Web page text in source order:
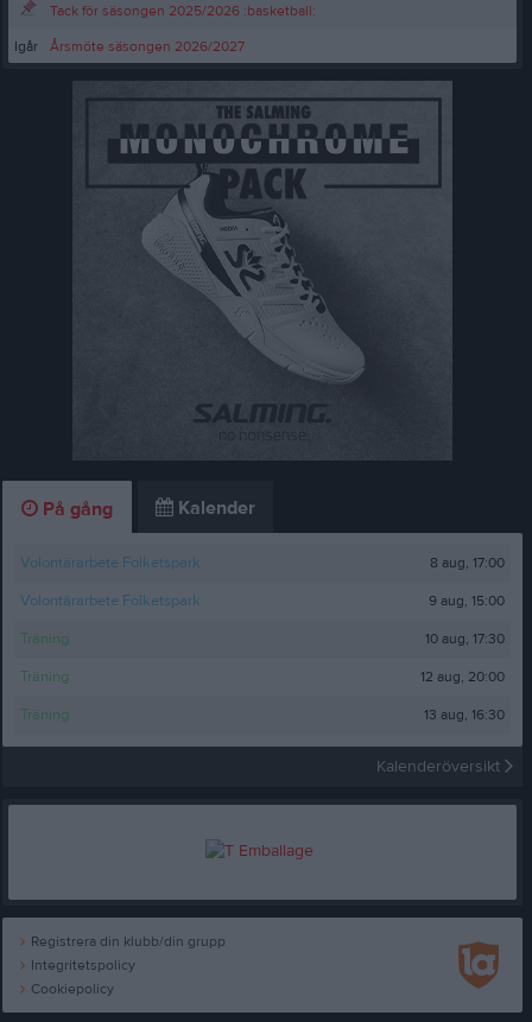
Tack för säsongen 2025/2026 :basketball:
Igår
Årsmöte säsongen 2026/2027
På gång Kalender
Volontärarbete Folketspark 8 aug, 17:00
Volontärarbete Folketspark 9 aug, 15:00
Träning 10 aug, 17:30
Träning 12 aug, 20:00
Träning 13 aug, 16:30
Kalenderöversikt
Registrera din klubb/din grupp
Integritetspolicy
Cookiepolicy